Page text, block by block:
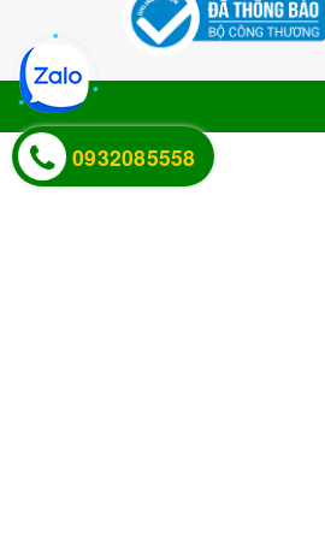
0932085558